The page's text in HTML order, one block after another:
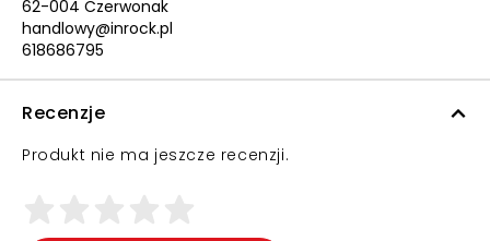
62-004 Czerwonak
handlowy@inrock.pl
618686795
Recenzje
Produkt nie ma jeszcze recenzji.